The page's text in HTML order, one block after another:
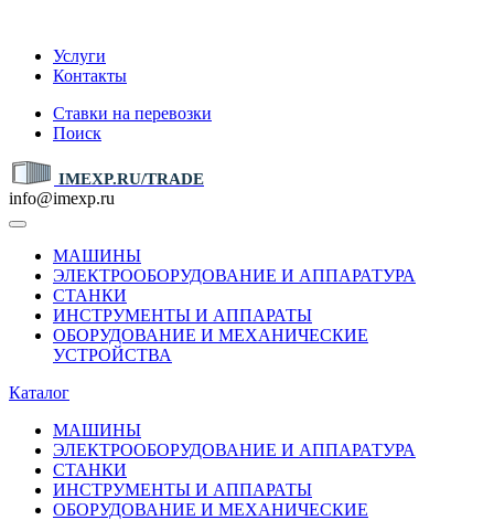
Услуги
Контакты
Ставки на перевозки
Поиск
IMEXP.RU/TRADE
info@imexp.ru
МАШИНЫ
ЭЛЕКТРООБОРУДОВАНИЕ И АППАРАТУРА
СТАНКИ
ИНСТРУМЕНТЫ И АППАРАТЫ
ОБОРУДОВАНИЕ И МЕХАНИЧЕСКИЕ
УСТРОЙСТВА
Каталог
МАШИНЫ
ЭЛЕКТРООБОРУДОВАНИЕ И АППАРАТУРА
СТАНКИ
ИНСТРУМЕНТЫ И АППАРАТЫ
ОБОРУДОВАНИЕ И МЕХАНИЧЕСКИЕ